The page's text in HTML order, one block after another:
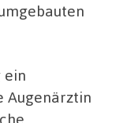
ein
Augenärztin